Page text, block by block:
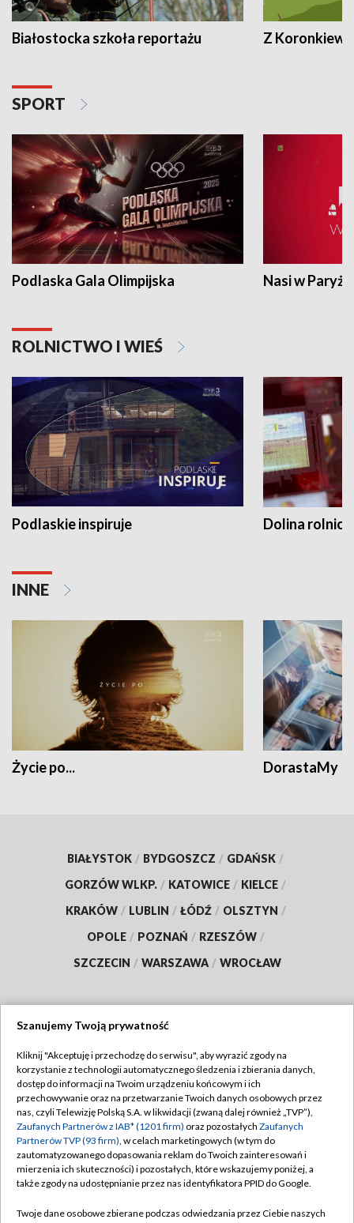
Białostocka szkoła reportażu Z
SPORT
Podlaska Gala Olimpijska Nasi w Paryżu
ROLNICTWO I WIEŚ
Podlaskie inspiruje Dolina
INNE
Życie po... DorastaMy
BIAŁYSTOK / BYDGOSZCZ / GDAŃSK /
GORZÓW WLKP. / KATOWICE / KIELCE /
KRAKÓW / LUBLIN / ŁÓDŹ / OLSZTYN /
OPOLE / POZNAŃ / RZESZÓW /
SZCZECIN / WARSZAWA / WROCŁAW
TVP
Abonament TVP
Emisja w TVP
Centrum informacji TVP
Naziemna Telewizja Cyfrowa
Regulamin TVP
Polityka prywatności
Moje zgody
Pomoc
Szanujemy Twoją prywatność
Kliknij "Akceptuję i przechodzę do serwisu", aby wyrazić zgody na
korzystanie z technologii automatycznego śledzenia i zbierania danych,
dostęp do informacji na Twoim urządzeniu końcowym i ich
przechowywanie oraz na przetwarzanie Twoich danych osobowych przez
nas, czyli Telewizję Polską S.A. w likwidacji (zwaną dalej również „TVP”),
Zaufanych Partnerów z IAB* (1201 firm) oraz pozostałych Zaufanych
Partnerów TVP (93 firm), w celach marketingowych (w tym do
zautomatyzowanego dopasowania reklam do Twoich zainteresowań i
mierzenia ich skuteczności) i pozostałych, które wskazujemy poniżej, a
także zgody na udostępnianie przez nas identyfikatora PPID do Google.
Twoje dane osobowe zbierane podczas odwiedzania przez Ciebie naszych